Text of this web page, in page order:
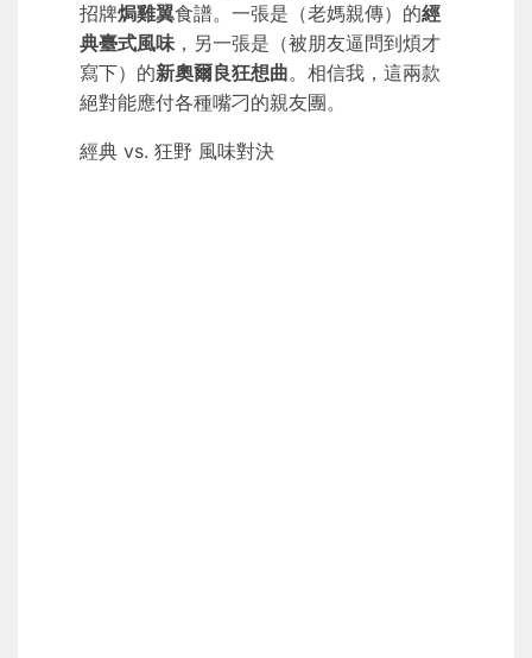
招牌焗雞翼食譜。一張是（老媽親傳）的經
典臺式風味，另一張是（被朋友逼問到煩才
寫下）的新奧爾良狂想曲。相信我，這兩款
絕對能應付各種嘴刁的親友團。
經典 vs. 狂野 風味對決